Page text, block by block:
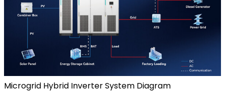
Microgrid Hybrid Inverter System Diagram